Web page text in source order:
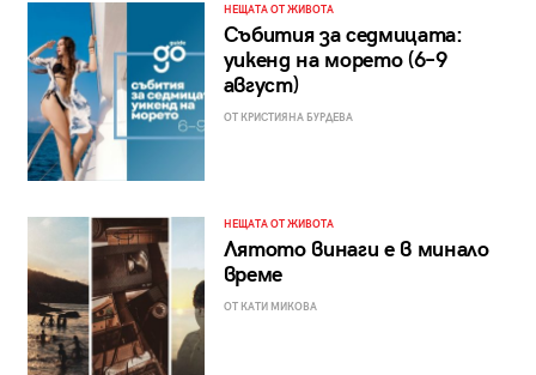
НЕЩАТА ОТ ЖИВОТА
Събития за седмицата:
уикенд на морето (6–9
август)
ОТ КРИСТИЯНА БУРДЕВА
НЕЩАТА ОТ ЖИВОТА
Лятото винаги е в минало
време
ОТ КАТИ МИКОВА